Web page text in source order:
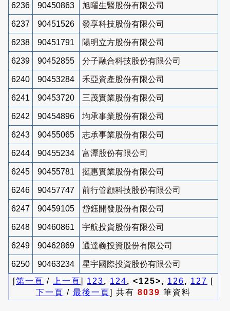
6236 90450863 旭曜生醫股份有限公司
6237 90451526 發享科技股份有限公司
6238 90451791 陽明立方股份有限公司
6239 90452855 分子融合科技股份有限公司
6240 90453284 禾亞資產股份有限公司
6241 90453720 三茂實業股份有限公司
6242 90454896 均承事業股份有限公司
6243 90455065 志承事業股份有限公司
6244 90455234 富潭股份有限公司
6245 90455781 挺惠實業股份有限公司
6246 90457747 前行管顧科技股份有限公司
6247 90459105 岱鈺開發股份有限公司
6248 90460861 宇航投資股份有限公司
6249 90462869 通達義投資股份有限公司
6250 90463234
星宇國際投資股份有限公司
[第一頁 / 上一頁] 123, 124, <125>, 126, 127 [
下一頁 / 最後一頁] 共有 8039 筆資料